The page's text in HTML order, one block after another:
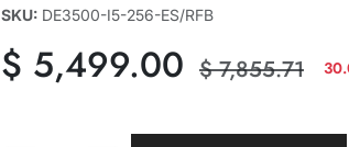
SKU: DE3500-I5-256-ES/RFB
$ 5,499.00 $7,855.71